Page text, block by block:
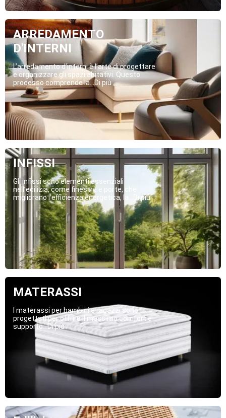
ARREDAMENTO
D'INTERNI
L’arredamento d’interni è l’arte di progettare
e organizzare gli spazi abitativi. Questo
processo comprende la...Di più
INFISSI
Gli infissi sono elementi essenziali
nell’edilizia, come finestre e porte, che
migliorano l’efficienza energetica, la...Di più
MATERASSI
I materassi per bambini e ragazzi sono
progettati per offrire il massimo comfort e
supporto...Di più